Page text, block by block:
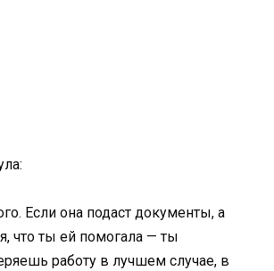
Если она подаст документы, а
что ты ей помогала — ты
работу в лучшем случае, в